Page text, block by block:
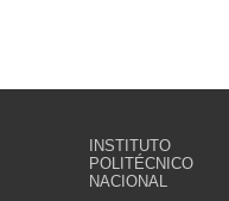
INSTITUTO
POLITÉCNICO
NACIONAL